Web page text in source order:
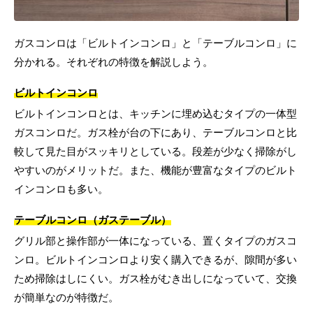
ガスコンロは「ビルトインコンロ」と「テーブルコンロ」に
分かれる。それぞれの特徴を解説しよう。
ビルトインコンロ
ビルトインコンロとは、キッチンに埋め込むタイプの一体型
ガスコンロだ。ガス栓が台の下にあり、テーブルコンロと比
較して見た目がスッキリとしている。段差が少なく掃除がし
やすいのがメリットだ。また、機能が豊富なタイプのビルト
インコンロも多い。
テーブルコンロ（ガステーブル）
グリル部と操作部が一体になっている、置くタイプのガスコ
ンロ。ビルトインコンロより安く購入できるが、隙間が多い
ため掃除はしにくい。ガス栓がむき出しになっていて、交換
が簡単なのが特徴だ。